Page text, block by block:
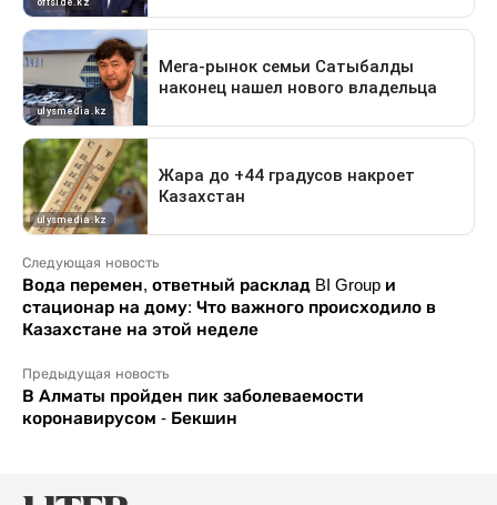
Следующая новость
Вода перемен, ответный расклад BI Group и
стационар на дому: Что важного происходило в
Казахстане на этой неделе
Предыдущая новость
В Алматы пройден пик заболеваемости
коронавирусом - Бекшин